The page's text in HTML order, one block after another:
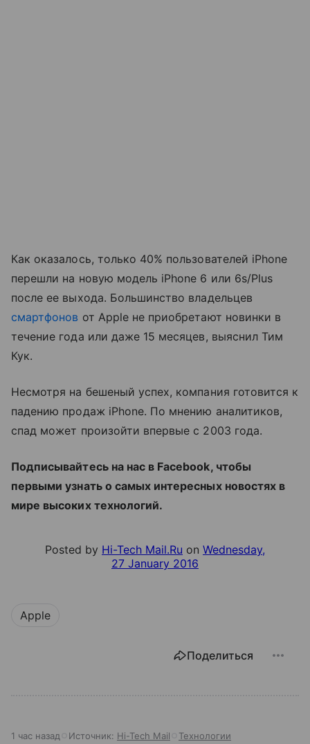
Как оказалось, только 40% пользователей iPhone
перешли на новую модель iPhone 6 или 6s/Plus
после ее выхода. Большинство владельцев
смартфонов от Apple не приобретают новинки в
течение года или даже 15 месяцев, выяснил Тим
Кук.
Несмотря на бешеный успех, компания готовится к
падению продаж iPhone. По мнению аналитиков,
спад может произойти впервые с 2003 года.
Подписывайтесь на нас в Facebook, чтобы
первыми узнать о самых интересных новостях в
мире высоких технологий.
Posted by Hi-Tech Mail.Ru on Wednesday,
27 January 2016
Apple
Поделиться
1 час назад Источник: Hi-Tech Mail Технологии